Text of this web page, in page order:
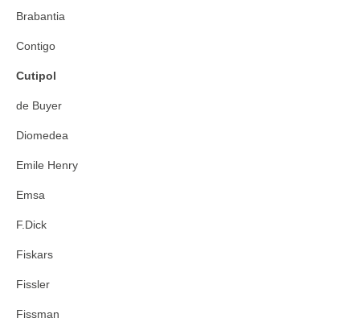
Brabantia
Contigo
Cutipol
de Buyer
Diomedea
Emile Henry
Emsa
F.Dick
Fiskars
Fissler
Fissman